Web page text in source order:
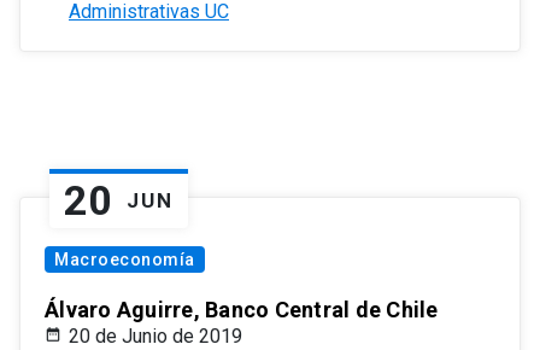
Administrativas UC
20 JUN
Macroeconomía
Álvaro Aguirre, Banco Central de Chile
20 de Junio de 2019